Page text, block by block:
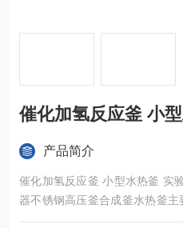
催化加氢反应釜 小
产品简介
催化加氢反应釜 小型水热釜 实验室水热釜 北京高压反应釜反应
器不锈钢高压釜合成釜水热釜主
要搅拌的实验，可以配备压力